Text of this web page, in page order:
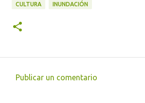
CULTURA INUNDACIÓN
Publicar un comentario